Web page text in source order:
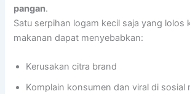
pangan.
Satu serpihan logam kecil saja yang lolos
makanan dapat menyebabkan:
Kerusakan citra brand
Komplain konsumen dan viral di sosial